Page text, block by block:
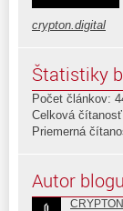
crypton.digital
Štatistiky
Počet článkov:
Celková
Priemerná
Autor blogu